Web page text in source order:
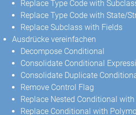
Replace Type Code with
Replace Type Code with State/
Replace Subclass with Fields
Ausdrücke vereinfachen
Decompose Conditional
Consolidate Conditional
Consolidate Duplicate
Remove Control Flag
Replace Nested Conditional
Replace Conditional with